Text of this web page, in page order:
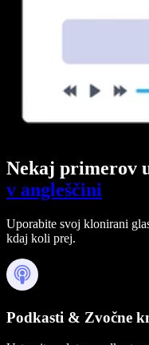
Nekaj primerov
v angleščini
Uporabite svoj klonirani
kdaj koli prej.
Podkasti & Zvočne